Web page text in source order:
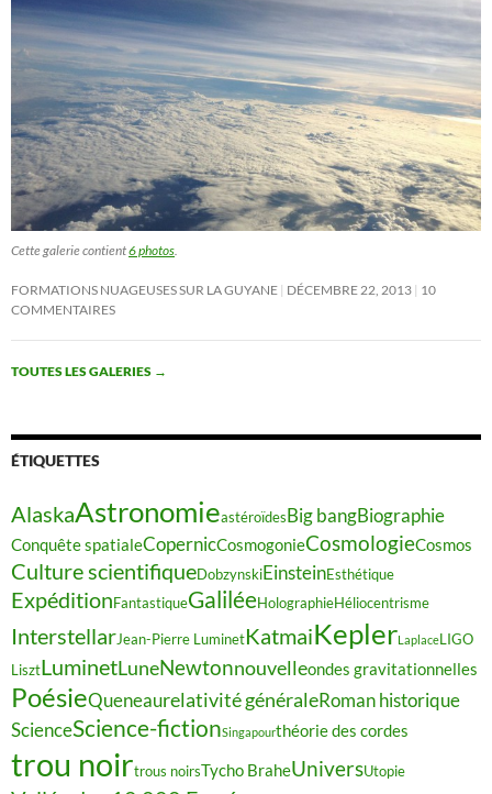
Cette galerie contient6 photos.
FORMATIONS NUAGEUSES SUR LA GUYANE DÉCEMBRE 22, 2013 10
COMMENTAIRES
TOUTES LES GALERIES →
ÉTIQUETTES
AlaskaAstronomieastéroïdes Big bangBiographie
Conquête spatialeCopernicCosmogonieCosmologieCosmos
Culture scientifiqueDobzynskiEinsteinEsthétique
ExpéditionFantastiqueGaliléeHolographieHéliocentrisme
InterstellarJean-Pierre LuminetKatmaiKeplerLaplaceLIGO
LisztLuminetLuneNewtonnouvelleondes gravitationnelles
PoésieQueneaurelativité généraleRoman historique
ScienceScience-fictionSingapourthéorie des cordes
trou noirtrous noirsTycho BraheUniversUtopie